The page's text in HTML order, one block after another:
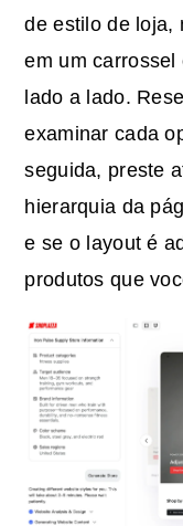
de estilo de loja,
em um
lado a lado.
examinar cada
seguida, preste
hierarquia da
e se o layout é
produtos que